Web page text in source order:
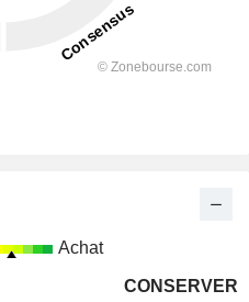
Achat
CONSERVER